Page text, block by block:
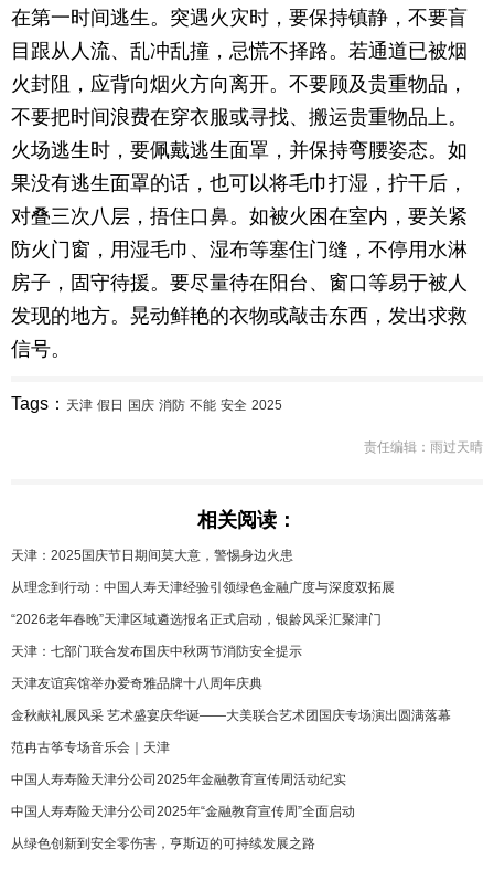
在第一时间逃生。突遇火灾时，要保持镇静，不要盲
目跟从人流、乱冲乱撞，忌慌不择路。若通道已被烟
火封阻，应背向烟火方向离开。不要顾及贵重物品，
不要把时间浪费在穿衣服或寻找、搬运贵重物品上。
火场逃生时，要佩戴逃生面罩，并保持弯腰姿态。如
果没有逃生面罩的话，也可以将毛巾打湿，拧干后，
对叠三次八层，捂住口鼻。如被火困在室内，要关紧
防火门窗，用湿毛巾、湿布等塞住门缝，不停用水淋
房子，固守待援。要尽量待在阳台、窗口等易于被人
发现的地方。晃动鲜艳的衣物或敲击东西，发出求救
信号。
Tags： 天津 假日 国庆 消防 不能 安全 2025
责任编辑：雨过天晴
相关阅读：
天津：2025国庆节日期间莫大意，警惕身边火患
从理念到行动：中国人寿天津经验引领绿色金融广度与深度双拓展
“2026老年春晚”天津区域遴选报名正式启动，银龄风采汇聚津门
天津：七部门联合发布国庆中秋两节消防安全提示
天津友谊宾馆举办爱奇雅品牌十八周年庆典
金秋献礼展风采 艺术盛宴庆华诞——大美联合艺术团国庆专场演出圆满落幕
范冉古筝专场音乐会｜天津
中国人寿寿险天津分公司2025年金融教育宣传周活动纪实
中国人寿寿险天津分公司2025年“金融教育宣传周”全面启动
从绿色创新到安全零伤害，亨斯迈的可持续发展之路